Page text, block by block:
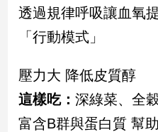
台
灣
南
台
灣
透過規律呼吸讓血氧
「行動模式」
壓力大 降低皮質醇
這樣吃：深綠菜、全
富含B群與蛋白質 幫